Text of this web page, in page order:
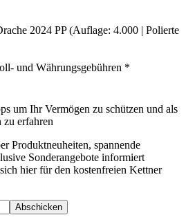
2024 PP (Auflage: 4.000 | Polierte
und Währungsgebühren *
um Ihr Vermögen zu schützen und als
zu erfahren
Produktneuheiten, spannende
Sonderangebote informiert
hier für den kostenfreien Kettner
Abschicken